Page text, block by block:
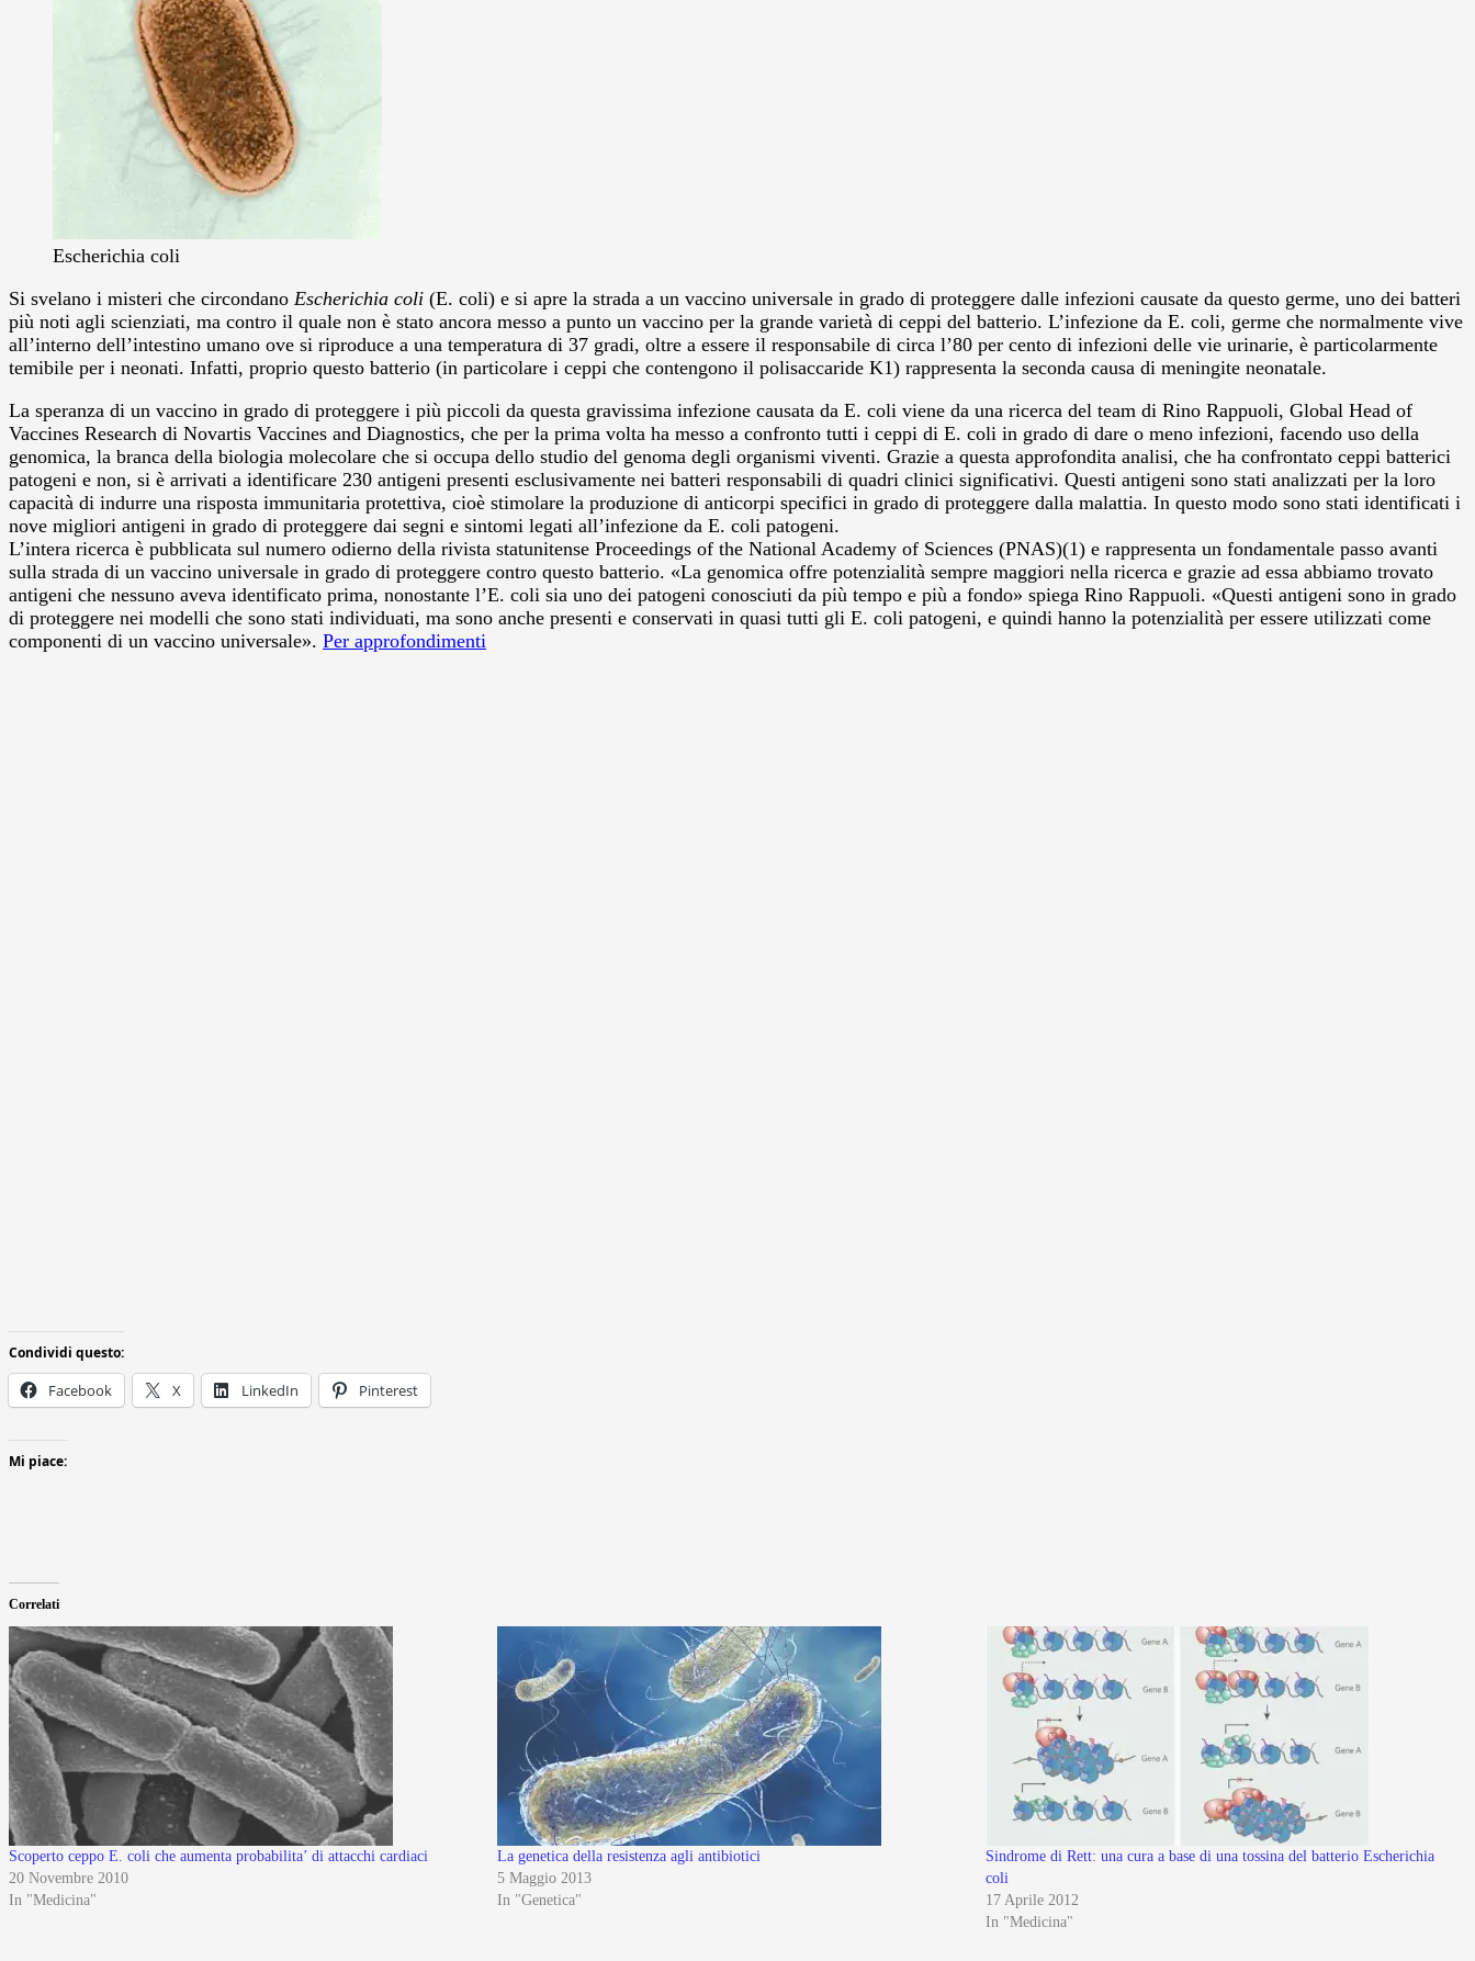
Escherichia coli
Si svelano i misteri che circondano Escherichia coli (E. coli) e si apre la strada a un vaccino universale in grado di proteggere dalle infezioni causate da questo germe, uno dei batteri
più noti agli scienziati, ma contro il quale non è stato ancora messo a punto un vaccino per la grande varietà di ceppi del batterio. L’infezione da E. coli, germe che normalmente vive
all’interno dell’intestino umano ove si riproduce a una temperatura di 37 gradi, oltre a essere il responsabile di circa l’80 per cento di infezioni delle vie urinarie, è particolarmente
temibile per i neonati. Infatti, proprio questo batterio (in particolare i ceppi che contengono il polisaccaride K1) rappresenta la seconda causa di meningite neonatale.
La speranza di un vaccino in grado di proteggere i più piccoli da questa gravissima infezione causata da E. coli viene da una ricerca del team di Rino Rappuoli, Global Head of
Vaccines Research di Novartis Vaccines and Diagnostics, che per la prima volta ha messo a confronto tutti i ceppi di E. coli in grado di dare o meno infezioni, facendo uso della
genomica, la branca della biologia molecolare che si occupa dello studio del genoma degli organismi viventi. Grazie a questa approfondita analisi, che ha confrontato ceppi batterici
patogeni e non, si è arrivati a identificare 230 antigeni presenti esclusivamente nei batteri responsabili di quadri clinici significativi. Questi antigeni sono stati analizzati per la loro
capacità di indurre una risposta immunitaria protettiva, cioè stimolare la produzione di anticorpi specifici in grado di proteggere dalla malattia. In questo modo sono stati identificati i
nove migliori antigeni in grado di proteggere dai segni e sintomi legati all’infezione da E. coli patogeni.
L’intera ricerca è pubblicata sul numero odierno della rivista statunitense Proceedings of the National Academy of Sciences (PNAS)(1) e rappresenta un fondamentale passo avanti
sulla strada di un vaccino universale in grado di proteggere contro questo batterio. «La genomica offre potenzialità sempre maggiori nella ricerca e grazie ad essa abbiamo trovato
antigeni che nessuno aveva identificato prima, nonostante l’E. coli sia uno dei patogeni conosciuti da più tempo e più a fondo» spiega Rino Rappuoli. «Questi antigeni sono in grado
di proteggere nei modelli che sono stati individuati, ma sono anche presenti e conservati in quasi tutti gli E. coli patogeni, e quindi hanno la potenzialità per essere utilizzati come
componenti di un vaccino universale». Per approfondimenti
Condividi questo:
Facebook X LinkedIn Pinterest
Mi piace:
Correlati
Scoperto ceppo E. coli che aumenta probabilita’ di attacchi cardiaci
20 Novembre 2010
In "Medicina"
La genetica della resistenza agli antibiotici
5 Maggio 2013
In "Genetica"
Sindrome di Rett: una cura a base di una tossina del batterio Escherichia
coli
17 Aprile 2012
In "Medicina"